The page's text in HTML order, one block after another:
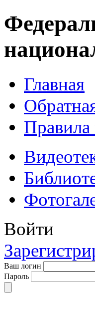
Главная
Правила
Войти
Ваш логин
Пароль